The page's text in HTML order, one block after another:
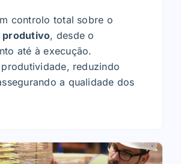
controlo total sobre o
produtivo, desde o
até à execução.
reduzindo
a qualidade dos